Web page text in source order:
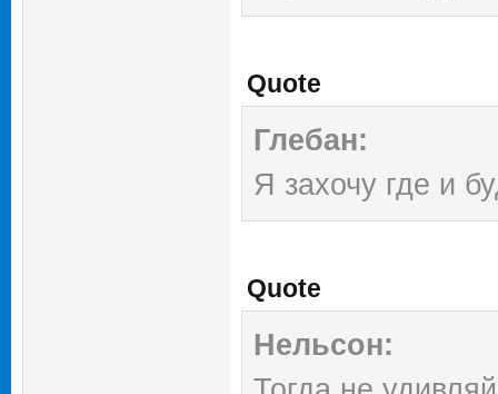
Quote
Глебан:
Я захочу где и
Quote
Нельсон: